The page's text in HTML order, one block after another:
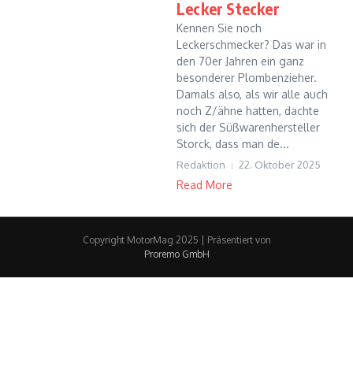
CDE 2026: High Class Event in München
Lecker Stecker
Kennen Sie noch
Leckerschmecker? Das war in
den 70er Jahren ein ganz
besonderer Plombenzieher.
Damals also, als wir alle auch
noch Z/ähne hatten, dachte
sich der Süßwarenhersteller
Storck, dass man de...
Redaktion 22. Oktober 2025
Read More
Copyright MotorMag 2025 | Präsentiert von
Proremo GmbH